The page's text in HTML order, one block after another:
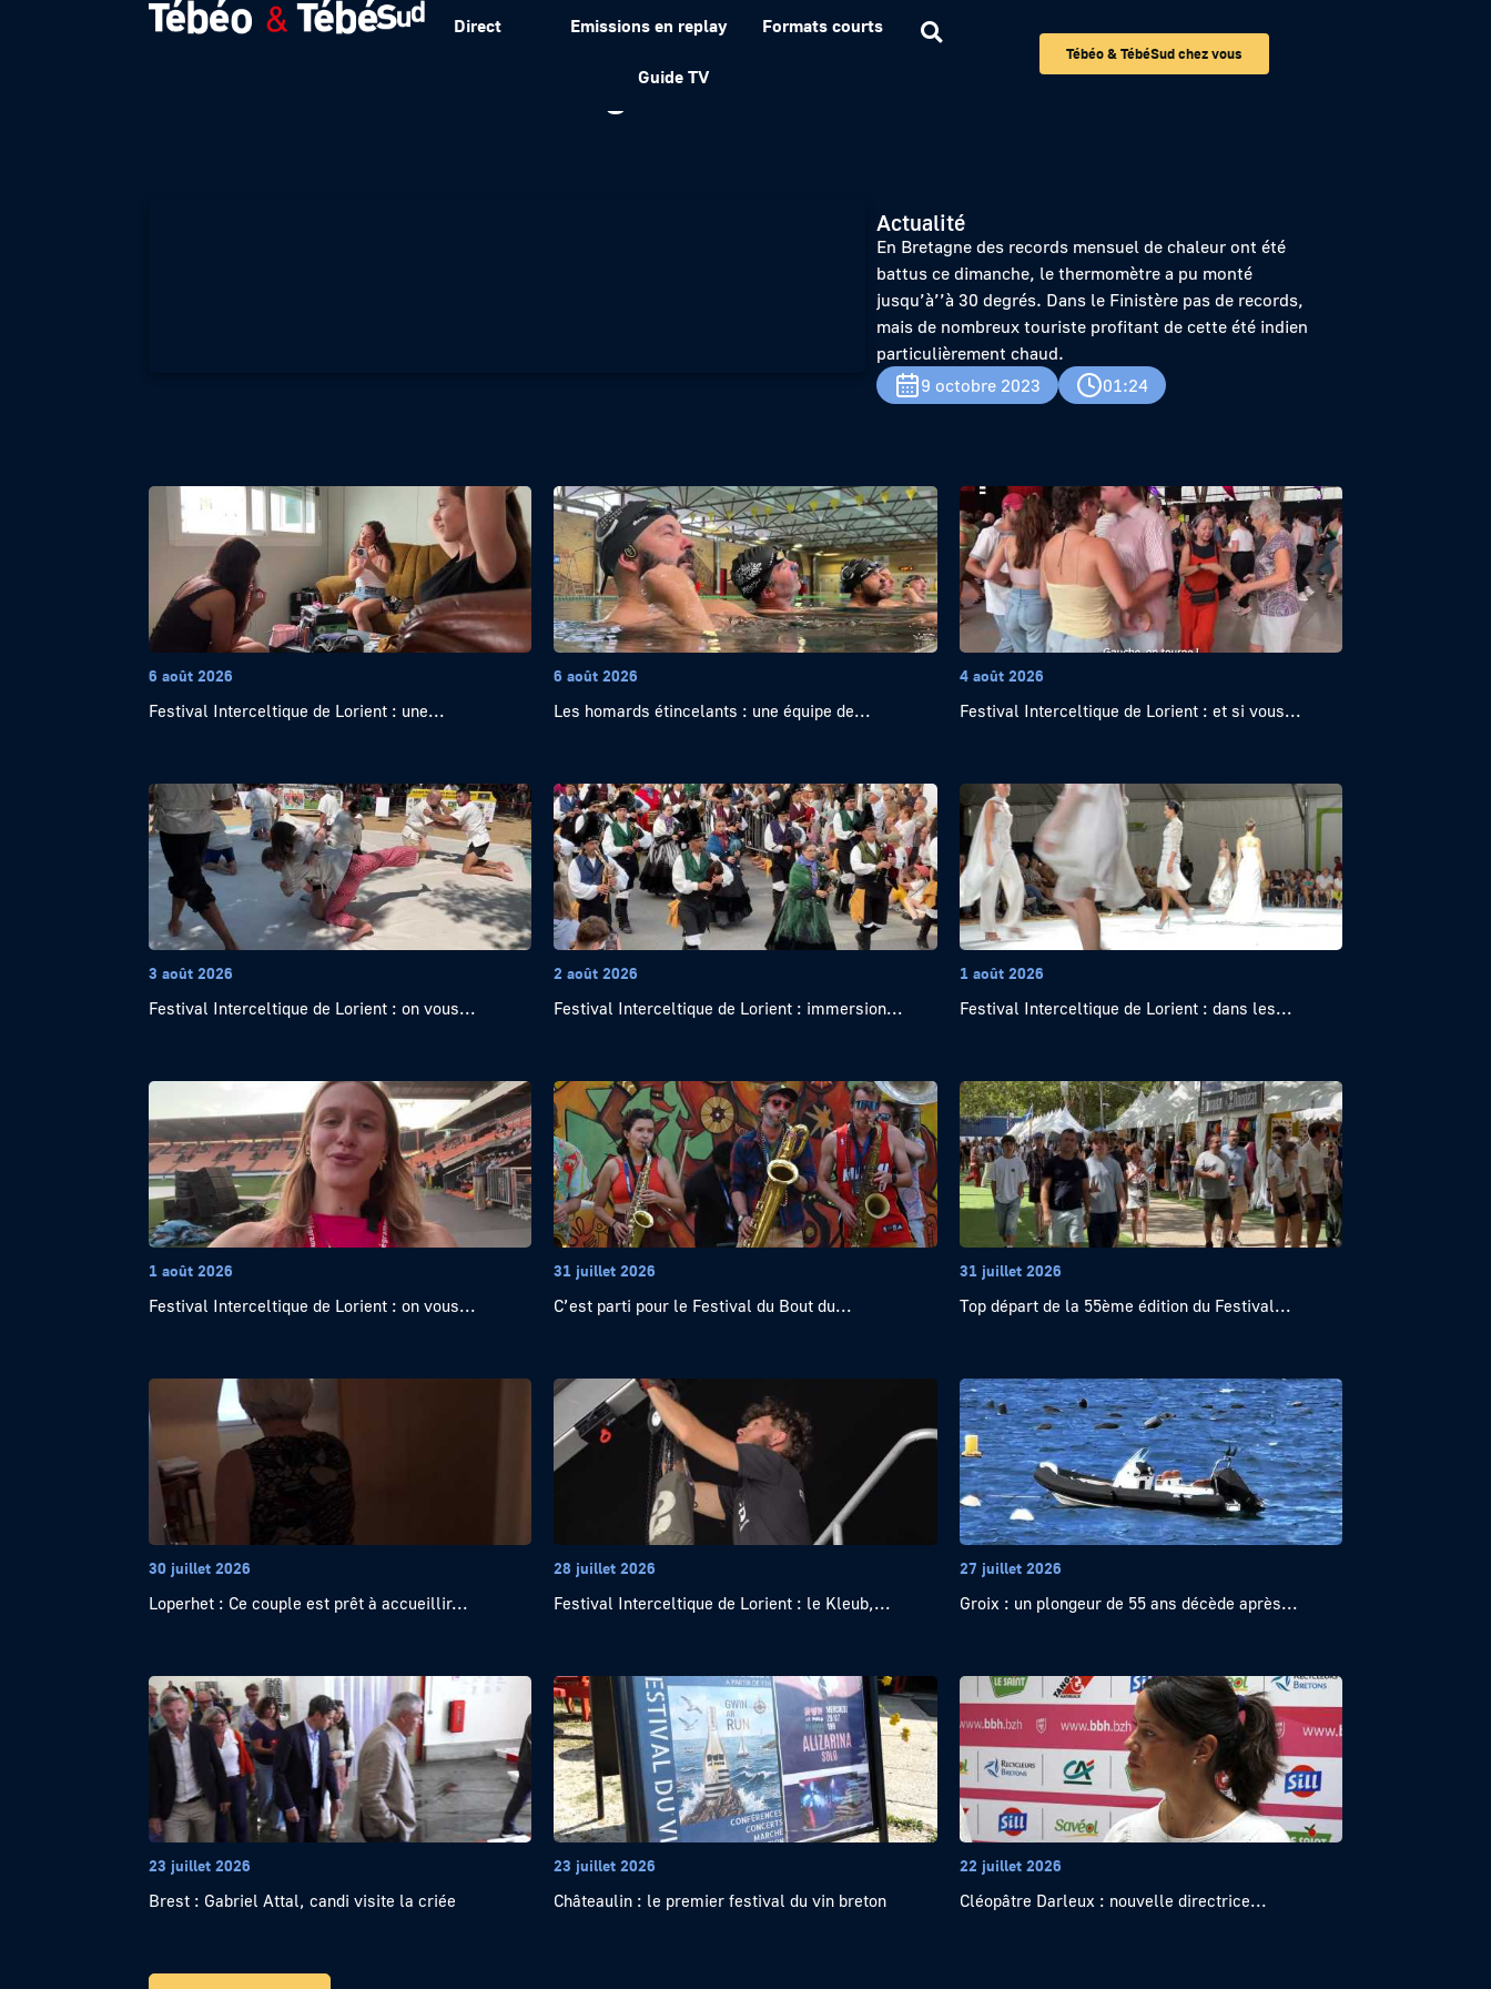
Direct Emissions en replay Formats courts
Guide TV
Tébéo & TébéSud chez vous
Le tourisme en hausse grâce à l’été indien
Actualité
En Bretagne des records mensuel de chaleur ont été
battus ce dimanche, le thermomètre a pu monté
jusqu’à’’à 30 degrés. Dans le Finistère pas de records,
mais de nombreux touriste profitant de cette été indien
particulièrement chaud.
9 octobre 2023
01:24
6 août 2026
Festival Interceltique de Lorient : une...
6 août 2026
Les homards étincelants : une équipe de...
4 août 2026
Festival Interceltique de Lorient : et si vous...
3 août 2026
Festival Interceltique de Lorient : on vous...
2 août 2026
Festival Interceltique de Lorient : immersion...
1 août 2026
Festival Interceltique de Lorient : dans les...
1 août 2026
Festival Interceltique de Lorient : on vous...
31 juillet 2026
C’est parti pour le Festival du Bout du...
31 juillet 2026
Top départ de la 55ème édition du Festival...
30 juillet 2026
Loperhet : Ce couple est prêt à accueillir...
28 juillet 2026
Festival Interceltique de Lorient : le Kleub,...
27 juillet 2026
Groix : un plongeur de 55 ans décède après...
23 juillet 2026
Brest : Gabriel Attal, candi visite la criée
23 juillet 2026
Châteaulin : le premier festival du vin breton
22 juillet 2026
Cléopâtre Darleux : nouvelle directrice...